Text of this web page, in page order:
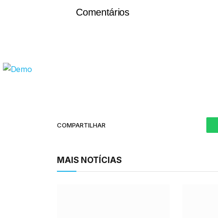
Comentários
COMPARTILHAR
MAIS NOTÍCIAS